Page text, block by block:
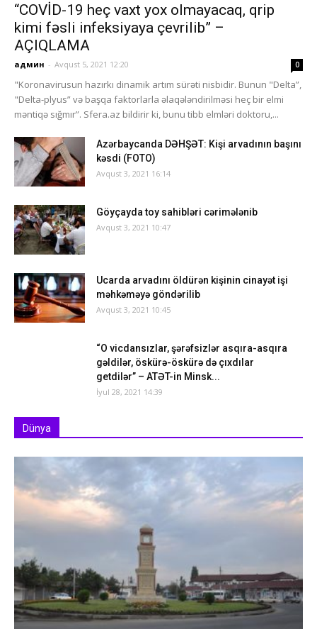
“COVİD-19 heç vaxt yox olmayacaq, qrip
kimi fəsli infeksiyaya çevrilib” –
AÇIQLAMA
админ - Avqust 5, 2021 12:20 0
"Koronavirusun hazırkı dinamik artım sürəti nisbidir. Bunun "Delta”,
"Delta-plyus” və başqa faktorlarla əlaqələndirilməsi heç bir elmi
məntiqə sığmır”. Sfera.az bildirir ki, bunu tibb elmləri doktoru,...
Azərbaycanda DƏHŞƏT: Kişi arvadının başını
kəsdi (FOTO)
Avqust 3, 2021 16:14
Göyçayda toy sahibləri cərimələnib
Avqust 3, 2021 10:47
Ucarda arvadını öldürən kişinin cinayət işi
məhkəməyə göndərilib
Avqust 3, 2021 10:45
“O vicdansızlar, şərəfsizlər asqıra-asqıra
gəldilər, öskürə-öskürə də çıxdılar
getdilər” – ATƏT-in Minsk...
İyul 28, 2021 14:39
Dünya